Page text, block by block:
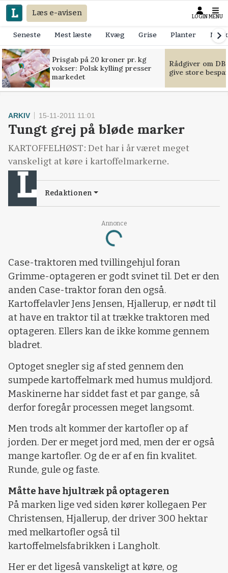
Læs e-avisen LOGIN MENU
Seneste Mest læste Kvæg Grise Planter
Prisgab på 20 kroner pr. kg
vokser: Polsk kylling presser
markedet
Rådgiver om
give store
Annonce
Loading...
ARKIV 15-11-2011 11:01
Tungt grej på bløde marker
KARTOFFELHØST: Det har i år været meget
vanskeligt at køre i kartoffelmarkerne.
Redaktionen
Case-traktoren med tvillingehjul foran
Grimme-optageren er godt svinet til. Det er den
anden Case-traktor foran den også.
Kartoffelavler Jens Jensen, Hjallerup, er nødt til
at have en traktor til at trække traktoren med
optageren. Ellers kan de ikke komme gennem
bladret.
Optoget snegler sig af sted gennem den
sumpede kartoffelmark med humus muldjord.
Maskinerne har siddet fast et par gange, så
derfor foregår processen meget langsomt.
Men trods alt kommer der kartofler op af
jorden. Der er meget jord med, men der er også
mange kartofler. Og de er af en fin kvalitet.
Runde, gule og faste.
Måtte have hjultræk på optageren
På marken lige ved siden kører kollegaen Per
Christensen, Hjallerup, der driver 300 hektar
med melkartofler også til
kartoffelmelsfabrikken i Langholt.
Her er det ligeså vanskeligt at køre, og